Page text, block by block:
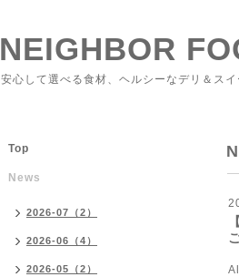
NEIGHBOR
安心して選べる食材、ヘルシーなデリ＆ス
Top
News
2026-07（2）
2026-06（4）
2026-05（2）